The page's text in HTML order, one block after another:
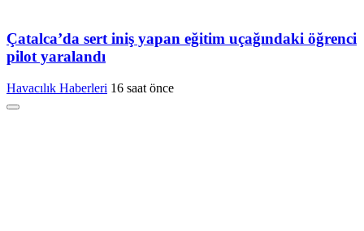
Çatalca’da sert iniş yapan eğitim uçağındaki öğrenci
pilot yaralandı
Havacılık Haberleri 16 saat önce